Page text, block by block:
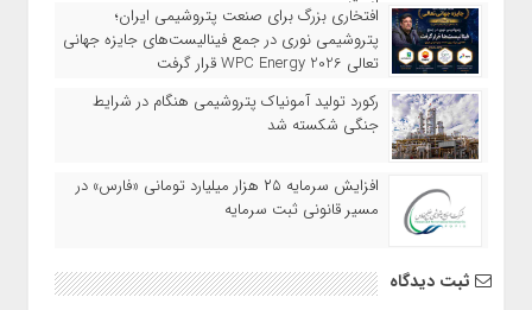
افتخاری بزرگ برای صنعت پتروشیمی ایران؛
پتروشیمی نوری در جمع فینالیست‌های جایزه جهانی
تعالی WPC Energy 2026 قرار گرفت
رکورد تولید آمونیاک پتروشیمی هنگام در شرایط
جنگی شکسته شد
افزایش سرمایه ۲۵ هزار میلیارد تومانی «فارس» در
مسیر قانونی ثبت سرمایه
ثبت دیدگاه